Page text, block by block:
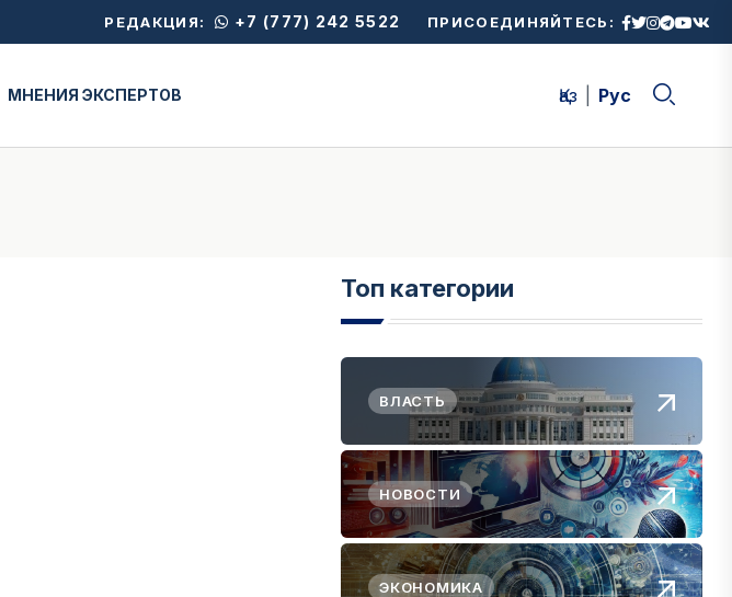
РЕДАКЦИЯ: +7 (777) 242 5522 ПРИСОЕДИНЯЙТЕСЬ:
МНЕНИЯ ЭКСПЕРТОВ Қаз Рус
Топ категории
ВЛАСТЬ
НОВОСТИ
ЭКОНОМИКА